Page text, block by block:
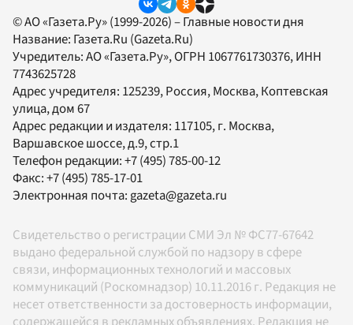
© АО «Газета.Ру» (1999-2026) – Главные новости дня
Название: Газета.Ru (Gazeta.Ru)
Учредитель:АО «Газета.Ру», ОГРН 1067761730376, ИНН
7743625728
Адрес учредителя: 125239, Россия, Москва, Коптевская
улица, дом 67
Адрес редакции и издателя: 117105, г. Москва,
Варшавское шоссе, д.9, стр.1
Телефон редакции:+7 (495) 785-00-12
Факс:+7 (495) 785-17-01
Электронная почта: gazeta@gazeta.ru
Свидетельство о регистрации СМИ Эл № ФС77-67642
выдано федеральной службой по надзору в сфере
связи, информационных технологий и массовых
коммуникаций (Роскомнадзор) 10.11.2016 г. Редакция не
несет ответственности за достоверность информации,